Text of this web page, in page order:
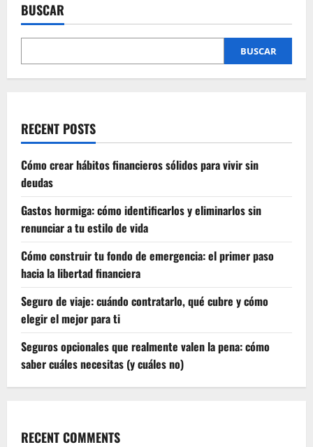
BUSCAR
BUSCAR
RECENT POSTS
Cómo crear hábitos financieros sólidos para vivir sin
deudas
Gastos hormiga: cómo identificarlos y eliminarlos sin
renunciar a tu estilo de vida
Cómo construir tu fondo de emergencia: el primer paso
hacia la libertad financiera
Seguro de viaje: cuándo contratarlo, qué cubre y cómo
elegir el mejor para ti
Seguros opcionales que realmente valen la pena: cómo
saber cuáles necesitas (y cuáles no)
RECENT COMMENTS